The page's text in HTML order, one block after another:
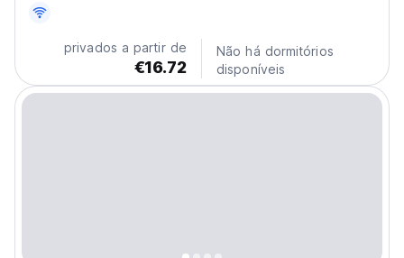
getaway,...
privados a partir de
€16.72
Não há dormitórios
disponíveis